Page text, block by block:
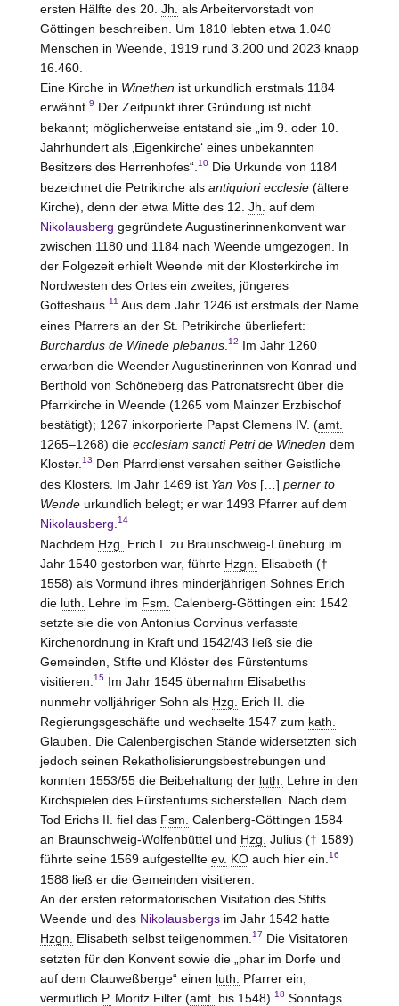
ersten Hälfte des 20. Jh. als Arbeitervorstadt von
Göttingen beschreiben. Um 1810 lebten etwa 1.040
Menschen in Weende, 1919 rund 3.200 und 2023 knapp
16.460.
Eine Kirche in Winethen ist urkundlich erstmals 1184
erwähnt. 9 Der Zeitpunkt ihrer Gründung ist nicht
bekannt; möglicherweise entstand sie „im 9. oder 10.
Jahrhundert als ‚Eigenkirche‘ eines unbekannten
Besitzers des Herrenhofes“. 10Die Urkunde von 1184
bezeichnet die Petrikirche als antiquiori ecclesie(ältere
Kirche), denn der etwa Mitte des 12. Jh. auf dem
Nikolausberg gegründete Augustinerinnenkonvent war
zwischen 1180 und 1184 nach Weende umgezogen. In
der Folgezeit erhielt Weende mit der Klosterkirche im
Nordwesten des Ortes ein zweites, jüngeres
Gotteshaus. 11 Aus dem Jahr 1246 ist erstmals der Name
eines Pfarrers an der St. Petrikirche überliefert:
Burchardus de Winede plebanus. 12 Im Jahr 1260
erwarben die Weender Augustinerinnen von Konrad und
Berthold von Schöneberg das Patronatsrecht über die
Pfarrkirche in Weende (1265 vom Mainzer Erzbischof
bestätigt); 1267 inkorporierte Papst Clemens IV. (amt.
1265–1268) die ecclesiam sancti Petri de Wineden dem
Kloster. 13 Den Pfarrdienst versahen seither Geistliche
des Klosters. Im Jahr 1469 ist Yan Vos […] perner to
Wendeurkundlich belegt; er war 1493 Pfarrer auf dem
Nikolausberg 14
Nachdem Hzg.
Erich I. zu Braunschweig-Lüneburg im
Jahr 1540 gestorben war, führte Hzgn.
Elisabeth (†
1558) als Vormund ihres minderjährigen Sohnes Erich
die luth. Lehre im Fsm. Calenberg-Göttingen ein: 1542
setzte sie die von Antonius Corvinus verfasste
Kirchenordnung in Kraft und 1542/43 ließ sie die
Gemeinden, Stifte und Klöster des Fürstentums
visitieren. 15Im Jahr 1545 übernahm Elisabeths
nunmehr volljähriger Sohn als Hzg.
Erich II. die
Regierungsgeschäfte und wechselte 1547 zum kath.
Glauben. Die Calenbergischen Stände widersetzten sich
jedoch seinen Rekatholisierungsbestrebungen und
konnten 1553/55 die Beibehaltung der luth.
Lehre in den
Kirchspielen des Fürstentums sicherstellen. Nach dem
Tod Erichs II. fiel das Fsm. Calenberg-Göttingen 1584
an Braunschweig-Wolfenbüttel und Hzg. Julius († 1589)
führte seine 1569 aufgestellte ev. KOauch hier ein. 16
1588 ließ er die Gemeinden visitieren.
An der ersten reformatorischen Visitation des Stifts
Weende und des Nikolausbergsim Jahr 1542 hatte
Hzgn.
Elisabeth selbst teilgenommen. 17 Die Visitatoren
setzten für den Konvent sowie die „phar im Dorfe und
auf dem Clauweßberge“ einen luth.
Pfarrer ein,
vermutlich P. Moritz Filter (amt. bis 1548). 18 Sonntags